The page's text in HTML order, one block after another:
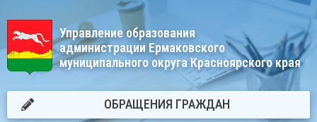
Управление образования
администрации Ермаковского
муниципального округа Красноярского края
ОБРАЩЕНИЯ ГРАЖДАН